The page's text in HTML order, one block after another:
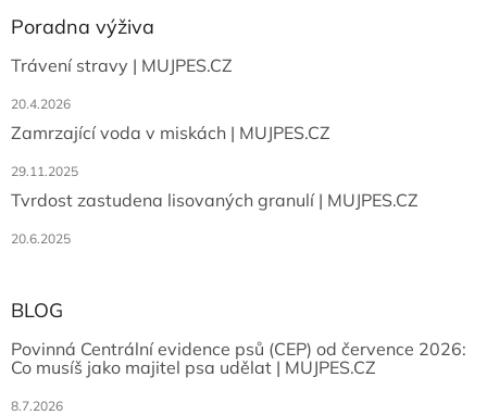
Poradna výživa
Trávení stravy | MUJPES.CZ
20.4.2026
Zamrzající voda v miskách | MUJPES.CZ
29.11.2025
Tvrdost zastudena lisovaných granulí | MUJPES.CZ
20.6.2025
BLOG
Povinná Centrální evidence psů (CEP) od července 2026:
Co musíš jako majitel psa udělat | MUJPES.CZ
8.7.2026